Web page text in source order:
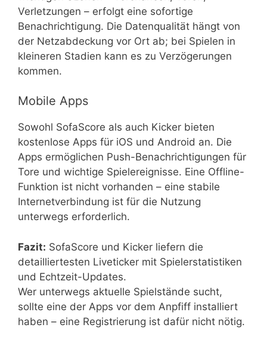
Verletzungen – erfolgt eine sofortige
Benachrichtigung. Die Datenqualität hängt von
der Netzabdeckung vor Ort ab; bei Spielen in
kleineren Stadien kann es zu Verzögerungen
kommen.
Mobile Apps
Sowohl SofaScore als auch Kicker bieten
kostenlose Apps für iOS und Android an. Die
Apps ermöglichen Push-Benachrichtigungen für
Tore und wichtige Spielereignisse. Eine Offline-
Funktion ist nicht vorhanden – eine stabile
Internetverbindung ist für die Nutzung
unterwegs erforderlich.
Fazit: SofaScore und Kicker liefern die
detailliertesten Liveticker mit Spielerstatistiken
und Echtzeit-Updates.
Wer unterwegs aktuelle Spielstände sucht,
sollte eine der Apps vor dem Anpfiff installiert
haben – eine Registrierung ist dafür nicht nötig.